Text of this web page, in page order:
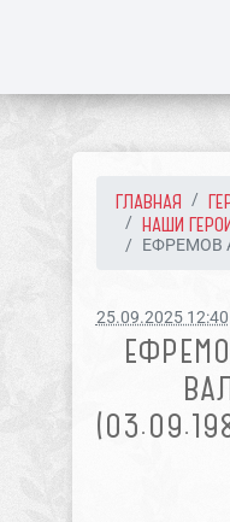
ГЛАВНАЯ
НАШИ
ЕФРЕМОВ
25.09.2025 12:40